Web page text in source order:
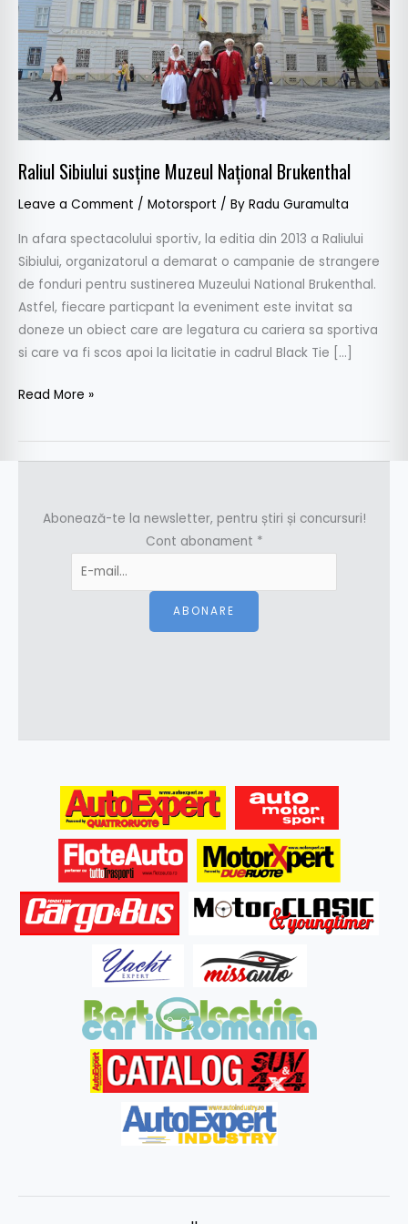
Raliul Sibiului susține Muzeul Național Brukenthal
Leave a Comment / Motorsport / By Radu Guramulta
In afara spectacolului sportiv, la editia din 2013 a Raliului
Sibiului, organizatorul a demarat o campanie de strangere
de fonduri pentru sustinerea Muzeului National Brukenthal.
Astfel, fiecare particpant la eveniment este invitat sa
doneze un obiect care are legatura cu cariera sa sportiva
si care va fi scos apoi la licitatie in cadrul Black Tie […]
Brukenthal
Read More »
Abonează-te la newsletter, pentru știri și concursuri!
Cont abonament *
ABONARE